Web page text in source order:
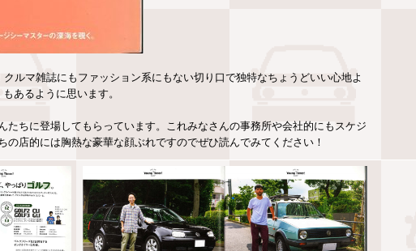
ルマ雑誌にもファッション系にもない切り口で独特なちょうどいい心地よ
あるように思います。
たちに登場してもらっています。これみなさんの事務所や会社的にもスケジ
の店的には胸熱な豪華な顔ぶれですのでぜひ読んでみてください！